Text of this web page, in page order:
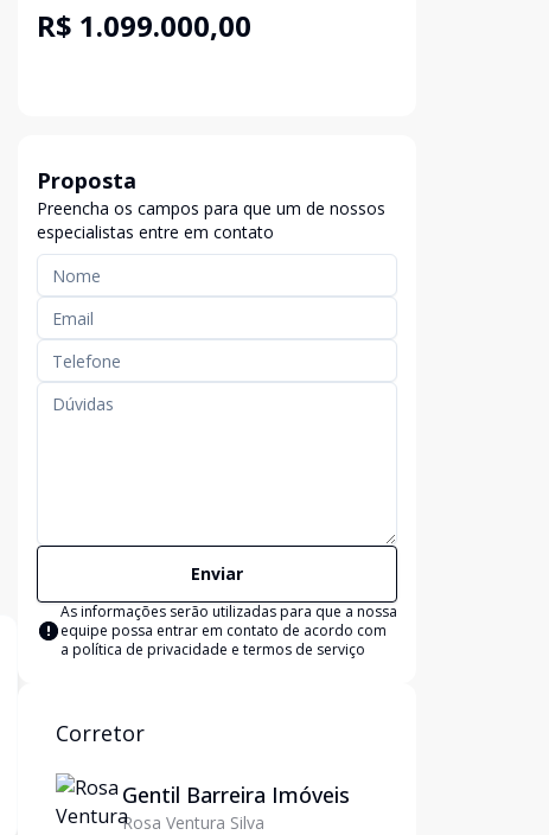
R$ 1.099.000,00
Proposta
Preencha os campos para que um de nossos
especialistas entre em contato
Enviar
As informações serão utilizadas para que a nossa
equipe possa entrar em contato de acordo com
a política de privacidade e termos de serviço
Corretor
Gentil Barreira Imóveis
Rosa Ventura Silva